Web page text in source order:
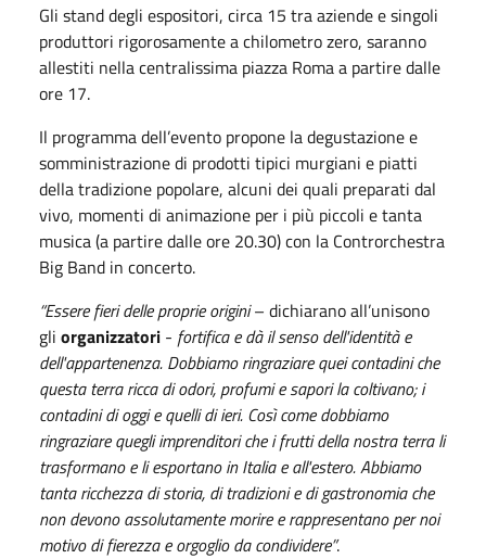
Gli stand degli espositori, circa 15 tra aziende e singoli
produttori rigorosamente a chilometro zero, saranno
allestiti nella centralissima piazza Roma a partire dalle
ore 17.
Il programma dell’evento propone la degustazione e
somministrazione di prodotti tipici murgiani e piatti
della tradizione popolare, alcuni dei quali preparati dal
vivo, momenti di animazione per i più piccoli e tanta
musica (a partire dalle ore 20.30) con la Controrchestra
Big Band in concerto.
“Essere fieri delle proprie origini– dichiarano all’unisono
gli organizzatori - fortifica e dà il senso dell'identità e
dell'appartenenza. Dobbiamo ringraziare quei contadini che
questa terra ricca di odori, profumi e sapori la coltivano; i
contadini di oggi e quelli di ieri. Così come dobbiamo
ringraziare quegli imprenditori che i frutti della nostra terra li
trasformano e li esportano in Italia e all'estero. Abbiamo
tanta ricchezza di storia, di tradizioni e di gastronomia che
non devono assolutamente morire e rappresentano per noi
motivo di fierezza e orgoglio da condividere”.